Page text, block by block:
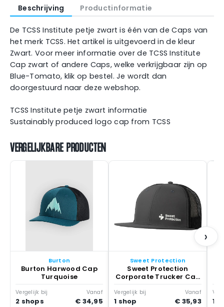
Beschrijving Productinformatie
De TCSS Institute petje zwart is één van de Caps van
het merk TCSS. Het artikel is uitgevoerd in de kleur
Zwart. Voor meer informatie over de TCSS Institute
Cap zwart of andere Caps, welke verkrijgbaar zijn op
Blue-Tomato, klik op bestel. Je wordt dan
doorgestuurd naar deze webshop.
TCSS Institute petje zwart informatie
Sustainably produced logo cap from TCSS
VERGELIJKBARE PRODUCTEN
Burton
Burton Harwood Cap
Turquoise
Vergelijk bij
2 shops
Vanaf
€ 34,95
Sweet Protection
Sweet Protection
Corporate Trucker Cap
Pet Grijs
Vergelijk bij
1 shop
Vanaf
€ 35,93 1
›